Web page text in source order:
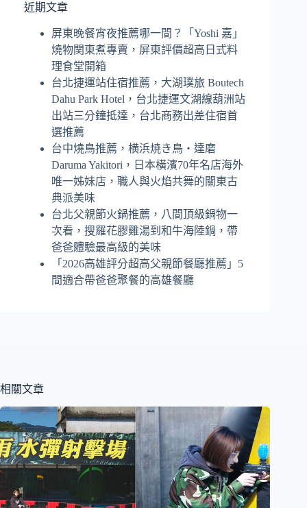
近期文章
屏東晚餐宵夜推薦哪一間？「Yoshi 嘉」
燒物関東煮專賣，屏東評價超高日式料
理食堂開箱
台北捷運站住宿推薦，大湖璞旅 Boutech
Dahu Park Hotel，台北捷運文湖線葫洲站
出站三分鐘抵達，台北商務出差住宿首
選推薦
台中燒鳥推薦，横浜焼き鳥‧達磨
Daruma Yakitori，日本橫濱70年名店海外
唯一姊妹店，職人與火焰共舞的關東古
典派美味
台北父親節火鍋推薦，八間頂級鍋物一
次看，搜羅花膠雞湯到和牛海陸鍋，帶
爸爸體驗最高級的美味
「2026高雄評分超高父親節餐廳推薦」5
間適合帶爸爸聚餐的高雄餐廳
相關文章